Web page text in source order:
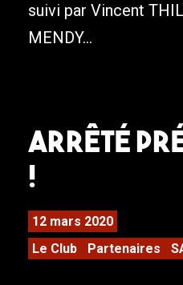
suivi par Vincent
MENDY...
Arrêté
!
12 mars 2020
Le Club
Partenaires